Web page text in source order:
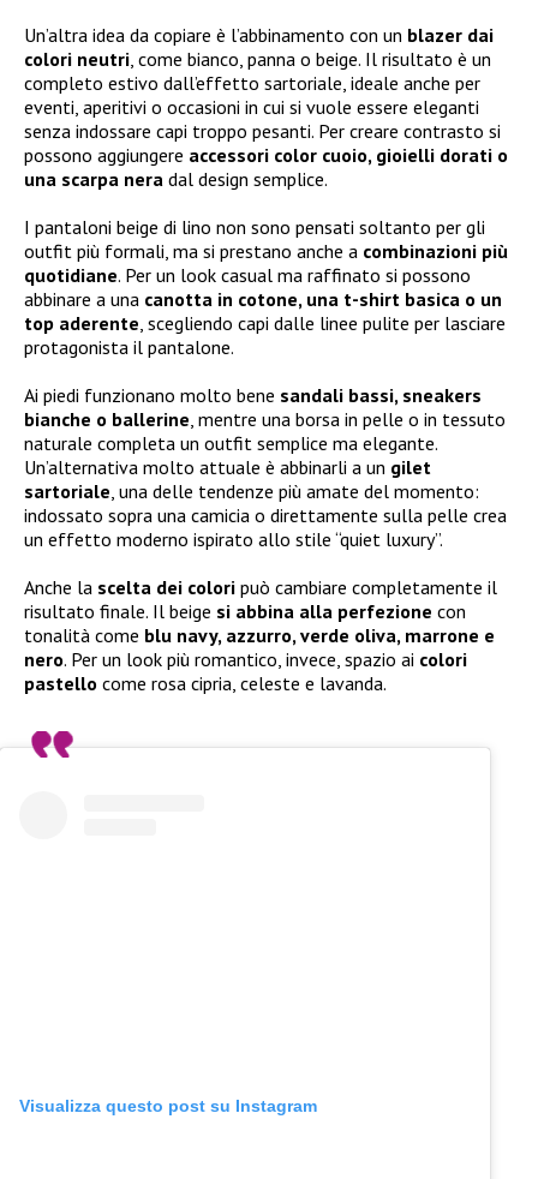
Un’altra idea da copiare è l’abbinamento con un blazer dai
colori neutri , come bianco, panna o beige. Il risultato è un
completo estivo dall’effetto sartoriale, ideale anche per
eventi, aperitivi o occasioni in cui si vuole essere eleganti
senza indossare capi troppo pesanti. Per creare contrasto si
possono aggiungere accessori color cuoio, gioielli dorati o
una scarpa nera dal design semplice.
I pantaloni beige di lino non sono pensati soltanto per gli
outfit più formali, ma si prestano anche a combinazioni più
quotidiane. Per un look casual ma raffinato si possono
abbinare a una canotta in cotone, una t-shirt basica o un
top aderente , scegliendo capi dalle linee pulite per lasciare
protagonista il pantalone.
Ai piedi funzionano molto bene sandali bassi, sneakers
bianche o ballerine , mentre una borsa in pelle o in tessuto
naturale completa un outfit semplice ma elegante.
Un’alternativa molto attuale è abbinarli a un gilet
sartoriale , una delle tendenze più amate del momento:
indossato sopra una camicia o direttamente sulla pelle crea
un effetto moderno ispirato allo stile “quiet luxury”.
Anche la scelta dei colori può cambiare completamente il
risultato finale. Il beige si abbina alla perfezione con
tonalità come blu navy, azzurro, verde oliva, marrone e
nero. Per un look più romantico, invece, spazio ai colori
pastello come rosa cipria, celeste e lavanda.
Visualizza questo post su Instagram